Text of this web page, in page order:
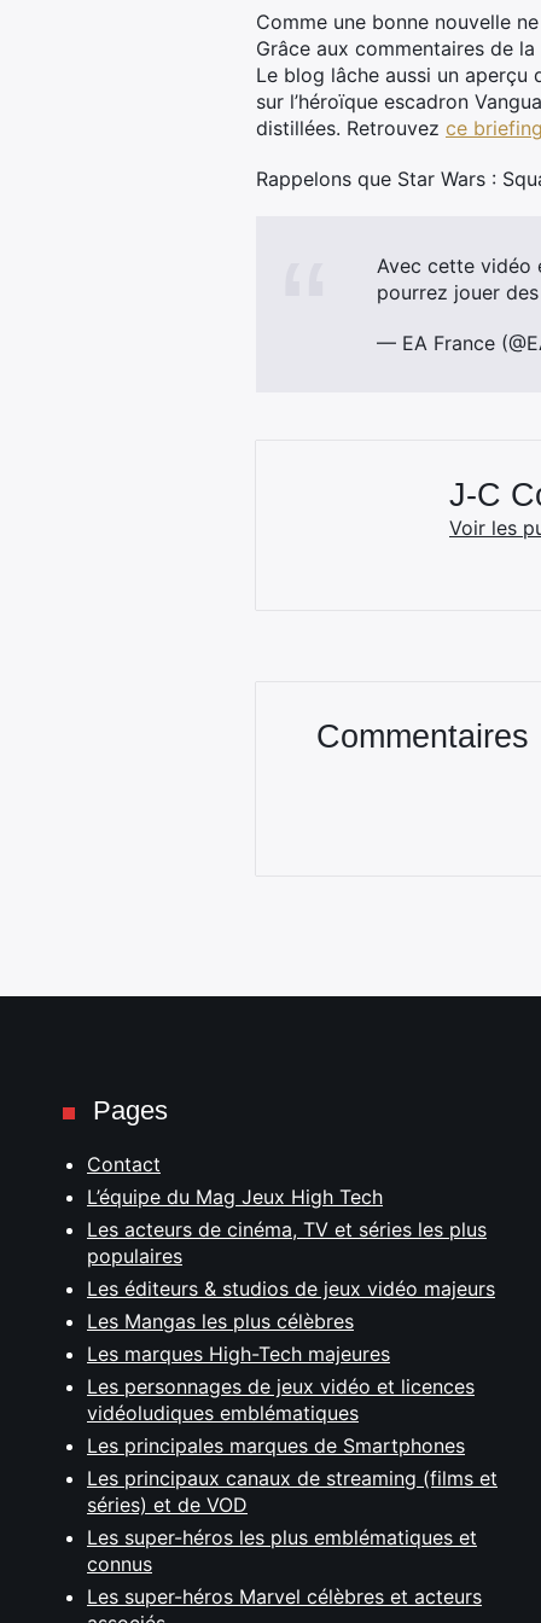
Comme une bonne nouvelle
Grâce aux commentaires de
Le blog lâche aussi un aperçu
sur l’héroïque escadron
distillées. Retrouvez ce
Rappelons que Star Wars :
Avec cette vidéo
pourrez jouer
— EA France
J-C
Voir les
Commentaires
Pages
Contact
L’équipe du Mag Jeux High Tech
Les acteurs de cinéma, TV et séries les plus
populaires
Les éditeurs & studios de jeux vidéo majeurs
Les Mangas les plus célèbres
Les marques High-Tech majeures
Les personnages de jeux vidéo et licences
vidéoludiques emblématiques
Les principales marques de Smartphones
Les principaux canaux de streaming (films et
séries) et de VOD
Les super-héros les plus emblématiques et
connus
Les super-héros Marvel célèbres et acteurs